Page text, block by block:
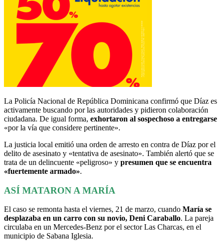
La Policía Nacional de República Dominicana confirmó que Díaz es
activamente buscando por las autoridades y pidieron colaboración
ciudadana. De igual forma, exhortaron al sospechoso a entregarse
«por la vía que considere pertinente».
La justicia local emitió una orden de arresto en contra de Díaz por el
delito de asesinato y «tentativa de asesinato». También alertó que se
trata de un delincuente «peligroso» y presumen que se encuentra
«fuertemente armado».
ASÍ MATARON A MARÍA
El caso se remonta hasta el viernes, 21 de marzo, cuando María se
desplazaba en un carro con su novio, Deni Caraballo. La pareja
circulaba en un Mercedes-Benz por el sector Las Charcas, en el
municipio de Sabana Iglesia.